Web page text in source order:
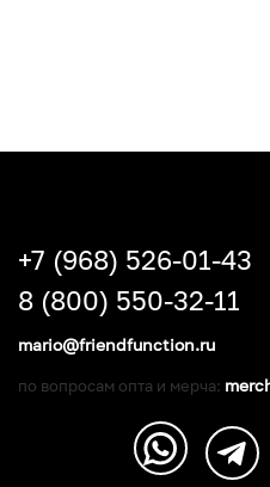
+7 (968) 526-01-43
8 (800) 550-32-11
mario@friendfunction.ru
по вопросам опта и мерча: